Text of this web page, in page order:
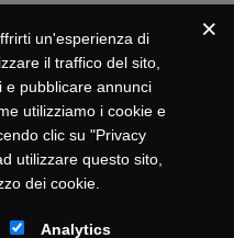
un'esperienza di
il traffico del sito,
e pubblicare annunci
utilizziamo i cookie e
clic su "Privacy
utilizzare questo sito,
dei cookie.
Analytics